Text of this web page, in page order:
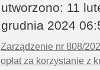
utworzono: 11
grudnia 2024
Zarządzenie nr 808/
opłat za korzystanie z